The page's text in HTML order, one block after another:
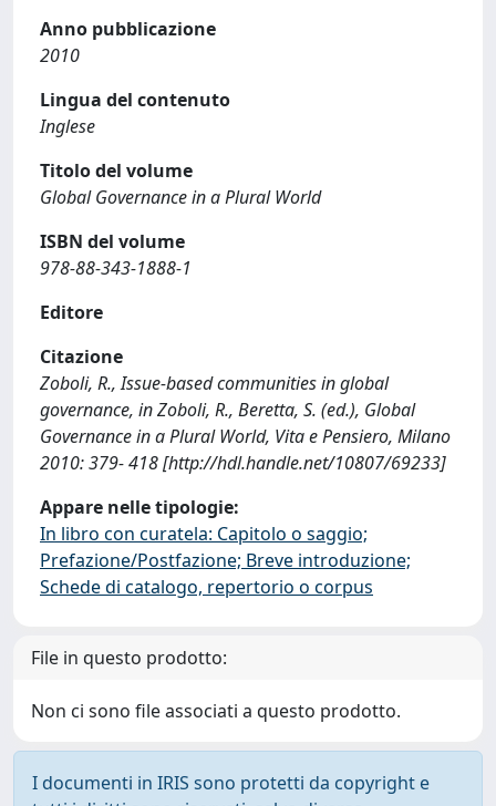
Anno pubblicazione
2010
Lingua del contenuto
Inglese
Titolo del volume
Global Governance in a Plural World
ISBN del volume
978-88-343-1888-1
Editore
Citazione
Zoboli, R., Issue-based communities in global
governance, in Zoboli, R., Beretta, S. (ed.), Global
Governance in a Plural World, Vita e Pensiero, Milano
2010: 379- 418 [http://hdl.handle.net/10807/69233]
Appare nelle tipologie:
In libro con curatela: Capitolo o saggio;
Prefazione/Postfazione; Breve introduzione;
Schede di catalogo, repertorio o corpus
File in questo prodotto:
Non ci sono file associati a questo prodotto.
I documenti in IRIS sono protetti da copyright e